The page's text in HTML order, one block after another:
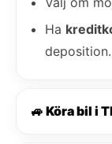
Ha
deposition.
🚙 Köra bil i